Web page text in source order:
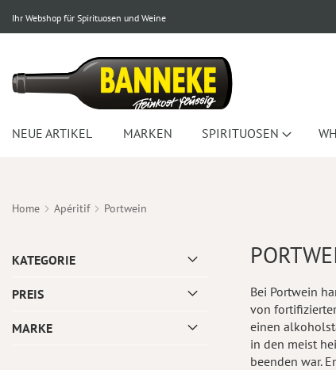
Ihr Webshop für Spirituosen und Weine
NEUE ARTIKEL MARKEN SPIRITUOSEN
Home Apéritif Portwein
Bei Portwein
von
einen
in den meist
beenden war.
KATEGORIE
PREIS
MARKE